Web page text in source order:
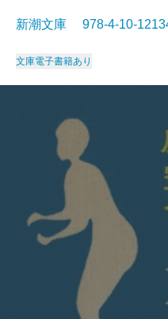
新潮文庫 978-4-10-
文庫電子書籍あり